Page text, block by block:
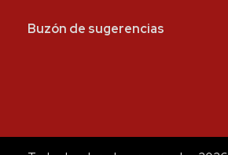
Buzón de sugerencias